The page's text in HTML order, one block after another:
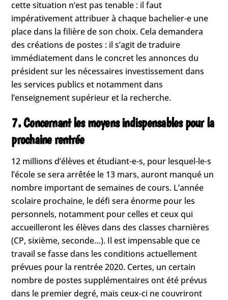
cette situation n’est pas tenable : il faut
impérativement attribuer à chaque bachelier-e une
place dans la filière de son choix. Cela demandera
des créations de postes : il s’agit de traduire
immédiatement dans le concret les annonces du
président sur les nécessaires investissement dans
les services publics et notamment dans
l’enseignement supérieur et la recherche.
7. Concernant les moyens indispensables pour la
prochaine rentrée
12 millions d’élèves et étudiant-e-s, pour lesquel-le-s
l’école se sera arrêtée le 13 mars, auront manqué un
nombre important de semaines de cours. L’année
scolaire prochaine, le défi sera énorme pour les
personnels, notamment pour celles et ceux qui
accueilleront les élèves dans des classes charnières
(CP, sixième, seconde…). Il est impensable que ce
travail se fasse dans les conditions actuellement
prévues pour la rentrée 2020. Certes, un certain
nombre de postes supplémentaires ont été prévus
dans le premier degré, mais ceux-ci ne couvriront